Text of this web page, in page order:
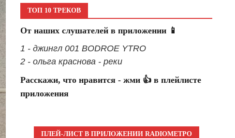
ТОП 10 ТРЕКОВ
От наших слушателей в приложении 📱
1 - джингл 001 BODROE YTRO
2 - ольга краснова - реки
Расскажи, что нравится - жми 👍 в плейлисте
приложения
ПЛЕЙ-ЛИСТ В ПРИЛОЖЕНИИ RADIOМЕТРО